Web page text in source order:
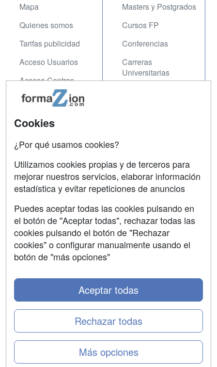
Mapa
Quienes somos
Tarifas publicidad
Acceso Usuarios
Acceso Centros
Masters y Postgrados
Cursos FP
Conferencias
Carreras
Universitarias
Contactar
Copyleft
Grupo formazion:
Copyright 2000-2026 Formazion Web, S.L. - Calle
Fermín Caballero, 62 - 28034 Madrid Tel: 91 533 70 78
Cookies
¿Por qué usamos cookies?
Utilizamos cookies propias y de terceros para
mejorar nuestros servicios, elaborar información
estadística y evitar repeticiones de anuncios
Puedes aceptar todas las cookies pulsando en
el botón de "Aceptar todas", rechazar todas las
cookies pulsando el botón de "Rechazar
cookies" o configurar manualmente usando el
botón de "más opciones"
Más opciones
Rechazar todas
Aceptar todas